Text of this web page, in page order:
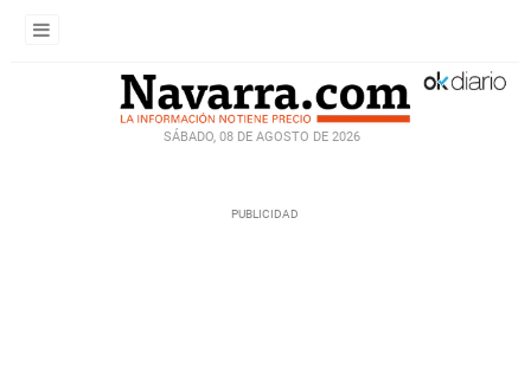
SÁBADO, 08 DE AGOSTO DE 2026